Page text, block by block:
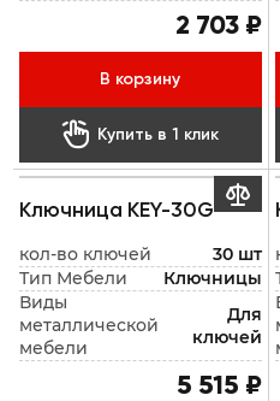
2 703 ₽
В корзину
 Купить в 1 клик
Ключница KEY-30G
кол-во ключей
30 шт
Тип Мебели
Ключницы
Виды
металлической
мебели
Для
ключей
5 515 ₽
